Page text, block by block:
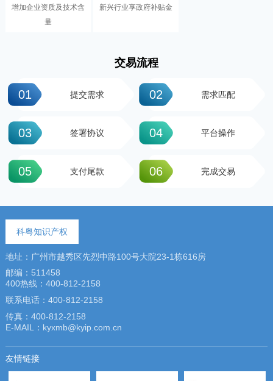
增加企业资质及技术含
量
新兴行业享政府补贴金
交易流程
01 提交需求 02 需求匹配
03 签署协议 04 平台操作
05 支付尾款 06 完成交易
科粤知识产权
地址：广州市越秀区先烈中路100号大院23-1栋616房
邮编：511458
400热线：400-812-2158
联系电话：400-812-2158
传真：400-812-2158
E-MAIL：kyxmb@kyip.com.cn
友情链接